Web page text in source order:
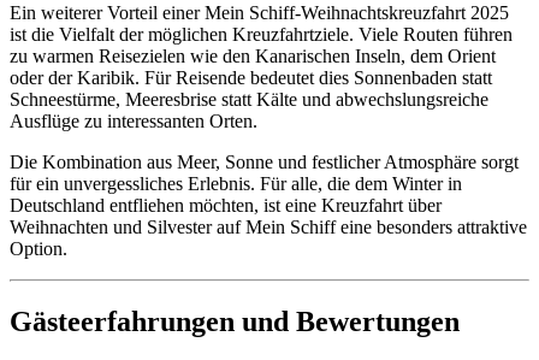
Ein weiterer Vorteil einer Mein Schiff-Weihnachtskreuzfahrt 2025
ist die Vielfalt der möglichen Kreuzfahrtziele. Viele Routen führen
zu warmen Reisezielen wie den Kanarischen Inseln, dem Orient
oder der Karibik. Für Reisende bedeutet dies Sonnenbaden statt
Schneestürme, Meeresbrise statt Kälte und abwechslungsreiche
Ausflüge zu interessanten Orten.
Die Kombination aus Meer, Sonne und festlicher Atmosphäre sorgt
für ein unvergessliches Erlebnis. Für alle, die dem Winter in
Deutschland entfliehen möchten, ist eine Kreuzfahrt über
Weihnachten und Silvester auf Mein Schiff eine besonders attraktive
Option.
Gästeerfahrungen und Bewertungen